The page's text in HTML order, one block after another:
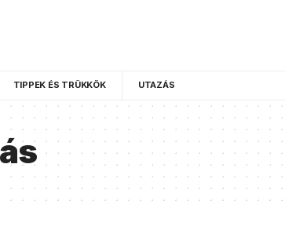
TIPPEK ÉS TRÜKKÖK UTAZÁS